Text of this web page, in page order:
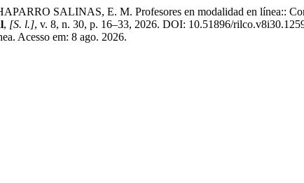
SALINAS, E. M. Profesores en modalidad en línea::
, [S. l.], v. 8, n. 30, p. 16–33, 2026. DOI: 10.51896/
Acesso em: 8 ago. 2026.